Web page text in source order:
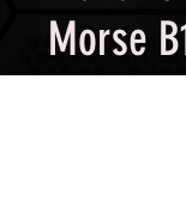
Morse
BBT